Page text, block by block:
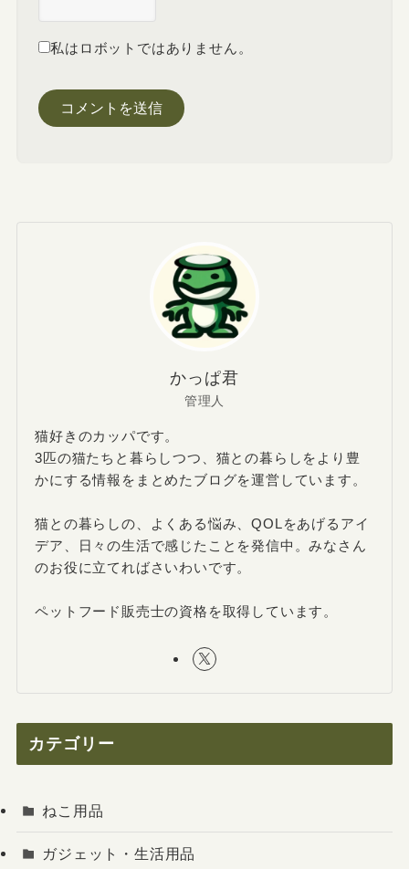
私はロボットではありません。
かっぱ君
管理人
猫好きのカッパです。
3匹の猫たちと暮らしつつ、猫との暮らしをより豊
かにする情報をまとめたブログを運営しています。
猫との暮らしの、よくある悩み、QOLをあげるアイ
デア、日々の生活で感じたことを発信中。みなさん
のお役に立てればさいわいです。
ペットフード販売士の資格を取得しています。
カテゴリー
ねこ用品
ガジェット・生活用品